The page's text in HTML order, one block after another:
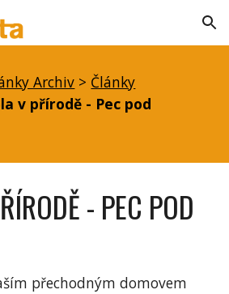
Skip to navigation
Archiv > Články
v přírodě - Pec pod
- PEC POD
přechodným domovem